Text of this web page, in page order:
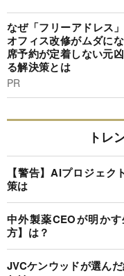
なぜ「フリーアドレス
オフィス改修がムダに
席予約が定着しない元
る解決策とは
PR
トレ
【警告】AIプロジェ
策は
中外製薬CEOが明か
方】は？
JVCケンウッドが選ん